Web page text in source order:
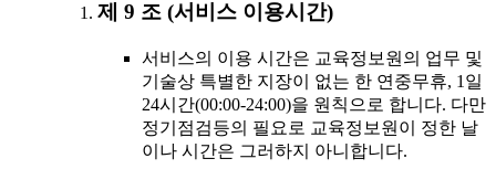
제 9 조 (서비스 이용시간)
서비스의 이용 시간은 교육정보원의 업무 및
기술상 특별한 지장이 없는 한 연중무휴, 1일
24시간(00:00-24:00)을 원칙으로 합니다. 다만
정기점검등의 필요로 교육정보원이 정한 날
이나 시간은 그러하지 아니합니다.